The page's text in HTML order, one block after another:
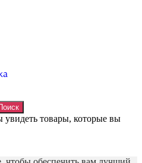
увидеть товары, которые вы